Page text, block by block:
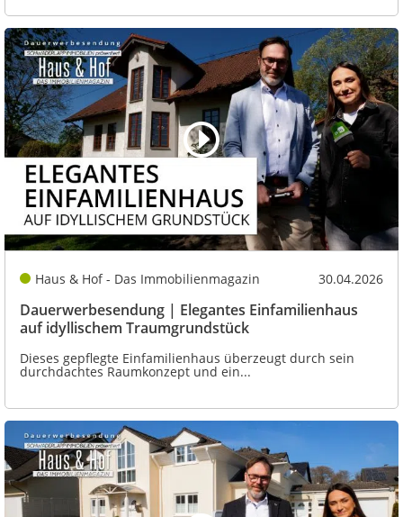
Haus & Hof - Das Immobilienmagazin 30.04.2026
Dauerwerbesendung | Elegantes Einfamilienhaus
auf idyllischem Traumgrundstück
Dieses gepflegte Einfamilienhaus überzeugt durch sein
durchdachtes Raumkonzept und ein...